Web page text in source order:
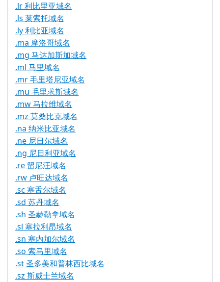
.lr 利比里亚域名
.ls 莱索托域名
.ly 利比亚域名
.ma 摩洛哥域名
.mg 马达加斯加域名
.ml 马里域名
.mr 毛里塔尼亚域名
.mu 毛里求斯域名
.mw 马拉维域名
.mz 莫桑比克域名
.na 纳米比亚域名
.ne 尼日尔域名
.ng 尼日利亚域名
.re 留尼汪域名
.rw 卢旺达域名
.sc 塞舌尔域名
.sd 苏丹域名
.sh 圣赫勒拿域名
.sl 塞拉利昂域名
.sn 塞内加尔域名
.so 索马里域名
.st 圣多美和普林西比域名
.sz 斯威士兰域名